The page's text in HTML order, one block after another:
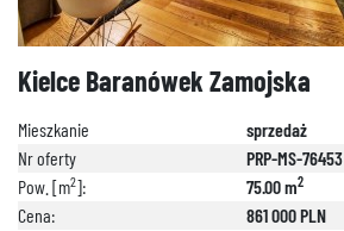
Kielce Baranówek Zamojska
Mieszkanie
sprzedaż
Nr oferty
PRP-MS-76453
Pow. [m2]: 75.00 m2
Cena:
861 000 PLN